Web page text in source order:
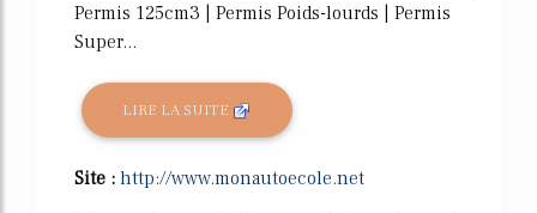
Permis 125cm3 | Permis Poids-lourds | Permis
Super...
LIRE LA SUITE
Site : http://www.monautoecole.net